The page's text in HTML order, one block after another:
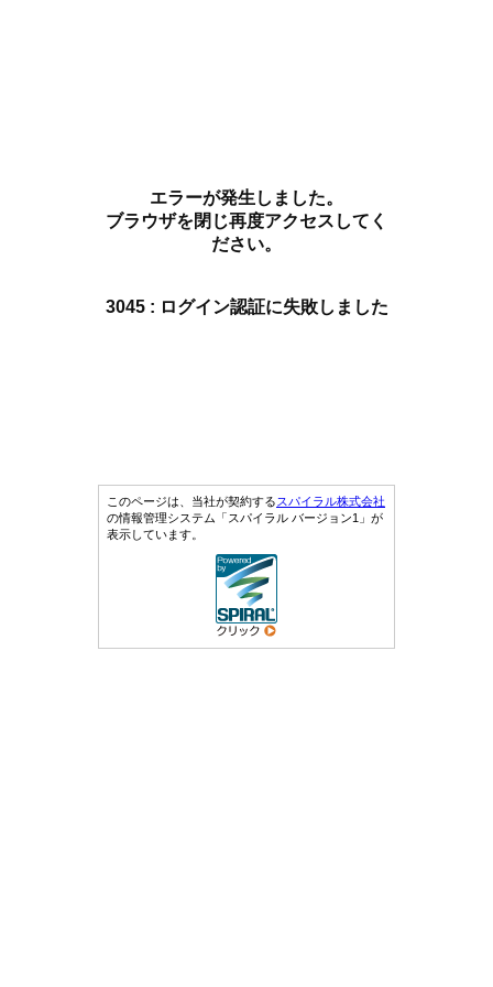
エラーが発生しました。
ブラウザを閉じ再度アクセスしてく
ださい。
3045 : ログイン認証に失敗しました
このページは、当社が契約するスパイラル株式会社
の情報管理システム「スパイラル バージョン1」が
表示しています。